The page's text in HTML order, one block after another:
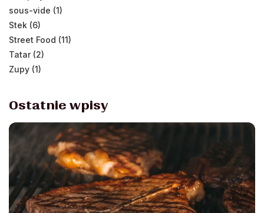
sous-vide (1)
Stek (6)
Street Food (11)
Tatar (2)
Zupy (1)
Ostatnie wpisy